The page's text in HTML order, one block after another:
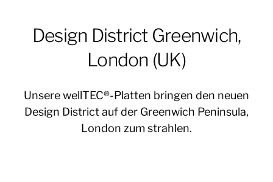
Portfolio
Design District Greenwich,
London (UK)
Unsere wellTEC®-Platten bringen den neuen
Design District auf der Greenwich Peninsula,
London zum strahlen.